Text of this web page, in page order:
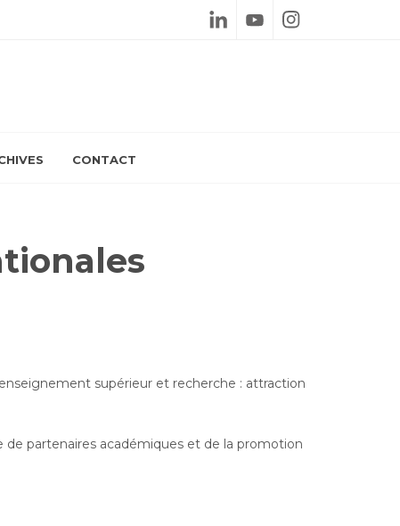
CONTACT
supérieur et recherche : attraction
de partenaires académiques et de la promotion